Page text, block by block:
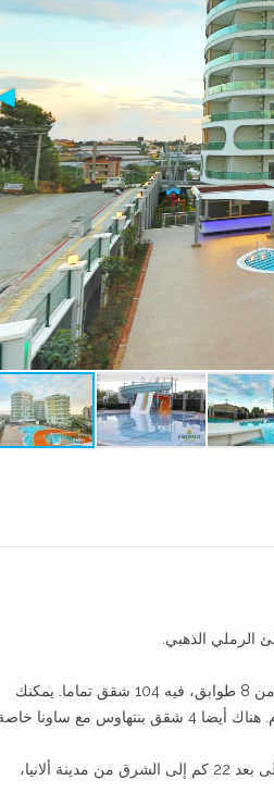
هذا المجمع حديث وفاخر مع تصميم فريد من نوعه في الهندسة المعمارية، إمرالد تورس، يتكون من مبنيين من 8 طوابق، فيه 104 شقق تماما. يمكنك
يقع هذا المجمع الفاخر والمجمع الفريد من نوعه على إطلالة رائع على البحر الأبيض المتوسط في أوصلار، على بعد 22 كم إلى الشرق من مدينة ألانيا،